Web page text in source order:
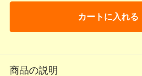
カートに入れる
商品の説明